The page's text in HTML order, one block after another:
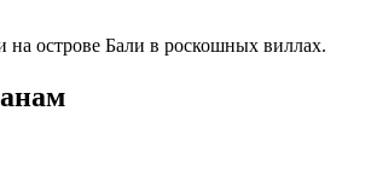
острове Бали в роскошных виллах.